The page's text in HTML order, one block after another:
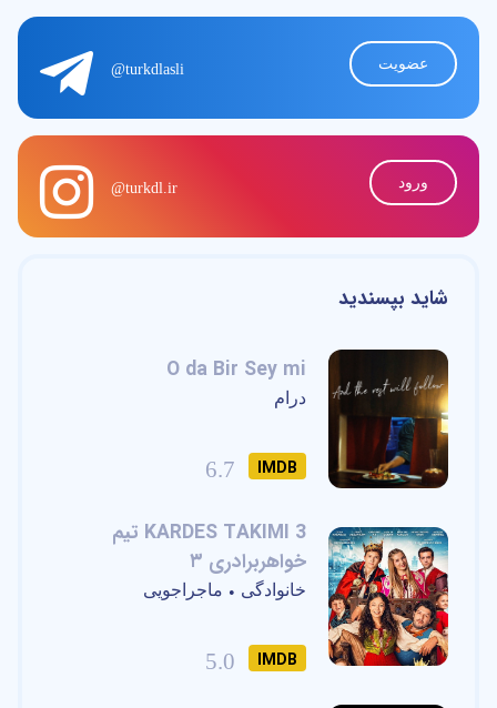
@turkdlasli عضویت
@turkdl.ir ورود
شاید بپسندید
O da Bir Sey mi
درام
IMDB
6.7
KARDES TAKIMI 3 تیم
خواهربرادری ۳
خانوادگی • ماجراجویی
IMDB
5.0